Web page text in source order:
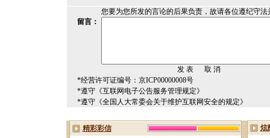
您要为您所发的言论的后果负责，故请各位遵纪守
留言：
*经营许可证编号：京ICP00000008号
*遵守《互联网电子公告服务管理规定》
*遵守《全国人大常委会关于维护互联网安全的规定》